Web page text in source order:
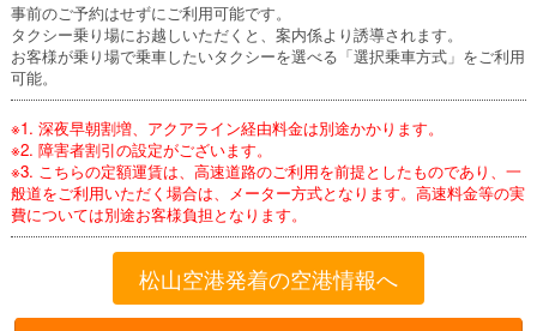
事前のご予約はせずにご利用可能です。
タクシー乗り場にお越しいただくと、案内係より誘導されます。
お客様が乗り場で乗車したいタクシーを選べる「選択乗車方式」をご利用
可能。
※1. 深夜早朝割増、アクアライン経由料金は別途かかります。
※2. 障害者割引の設定がございます。
※3. こちらの定額運賃は、高速道路のご利用を前提としたものであり、一
般道をご利用いただく場合は、メーター方式となります。高速料金等の実
費については別途お客様負担となります。
松山空港発着の空港情報へ